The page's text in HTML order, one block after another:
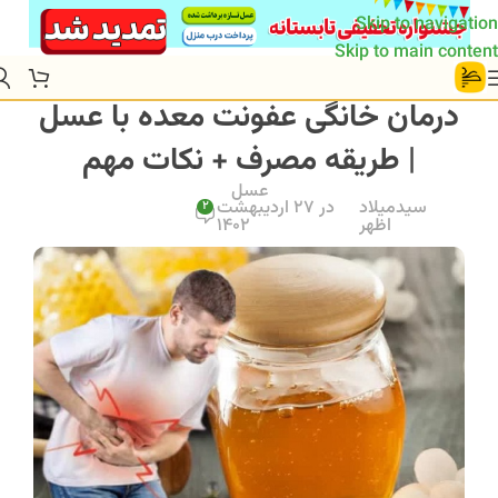
Skip to navigation
Skip to main content
درمان خانگی عفونت معده با عسل
| طریقه مصرف + نکات مهم
عسل
سیدمیلاد
اظهر
در 27 اردیبهشت
1402
2